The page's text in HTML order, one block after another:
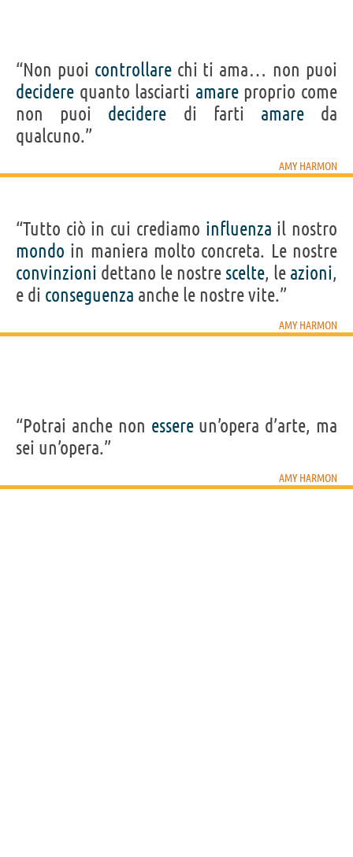
“Non puoi controllarechi ti ama… non puoi
decidere quanto lasciarti amareproprio come
non puoi decidere di farti amareda
qualcuno.”
AMY HARMON
“Tutto ciò in cui crediamo influenza il nostro
mondo in maniera molto concreta. Le nostre
convinzioni dettano le nostre scelte, le azioni,
e di conseguenza anche le nostre vite.”
AMY HARMON
“Potrai anche non essereun’opera d’arte, ma
sei un’opera.”
AMY HARMON